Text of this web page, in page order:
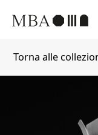
Torna alle